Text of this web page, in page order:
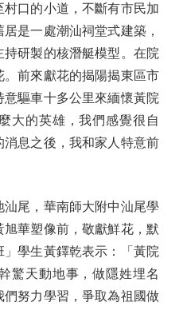
口的小道，不斷有市民加
是一處潮汕祠堂式建築，
研製的核潛艇模型。在院
前來獻花的揭陽揭東區市
驅車十多公里來緬懷黃院
大的英雄，我們感覺很自
息之後，我和家人特意前
尾，華南師大附中汕尾學
華塑像前，敬獻鮮花，默
學生黃鐸乾表示：「黃院
驚天動地事，做隱姓埋名
們努力學習，爭取為祖國做